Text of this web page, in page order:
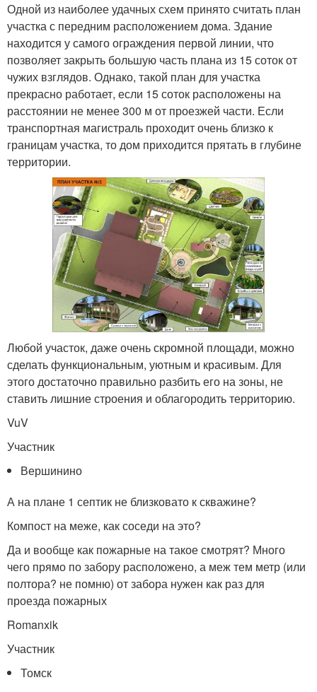
Одной из наиболее удачных схем принято считать план
участка с передним расположением дома. Здание
находится у самого ограждения первой линии, что
позволяет закрыть большую часть плана из 15 соток от
чужих взглядов. Однако, такой план для участка
прекрасно работает, если 15 соток расположены на
расстоянии не менее 300 м от проезжей части. Если
транспортная магистраль проходит очень близко к
границам участка, то дом приходится прятать в глубине
территории.
Любой участок, даже очень скромной площади, можно
сделать функциональным, уютным и красивым. Для
этого достаточно правильно разбить его на зоны, не
ставить лишние строения и облагородить территорию.
VuV
Участник
Вершинино
А на плане 1 септик не близковато к скважине?
Компост на меже, как соседи на это?
Да и вообще как пожарные на такое смотрят? Много
чего прямо по забору расположено, а меж тем метр (или
полтора? не помню) от забора нужен как раз для
проезда пожарных
Romanxik
Участник
Томск